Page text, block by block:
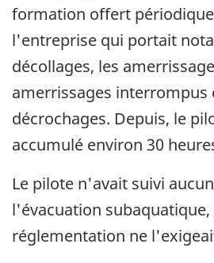
formation offert
l'entreprise qui portait
décollages, les
amerrissages interrompus
décrochages. Depuis, le
accumulé environ 30
Le pilote n'avait suivi
l'évacuation subaquatique,
réglementation ne